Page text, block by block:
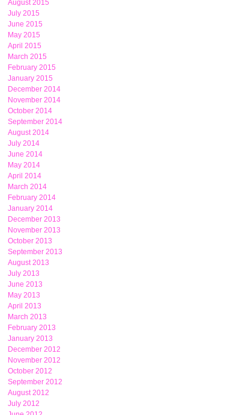
August 2015
July 2015
June 2015
May 2015
April 2015
March 2015
February 2015
January 2015
December 2014
November 2014
October 2014
September 2014
August 2014
July 2014
June 2014
May 2014
April 2014
March 2014
February 2014
January 2014
December 2013
November 2013
October 2013
September 2013
August 2013
July 2013
June 2013
May 2013
April 2013
March 2013
February 2013
January 2013
December 2012
November 2012
October 2012
September 2012
August 2012
July 2012